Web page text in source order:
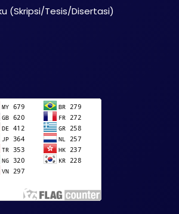
(Skripsi/Tesis/Disertasi)